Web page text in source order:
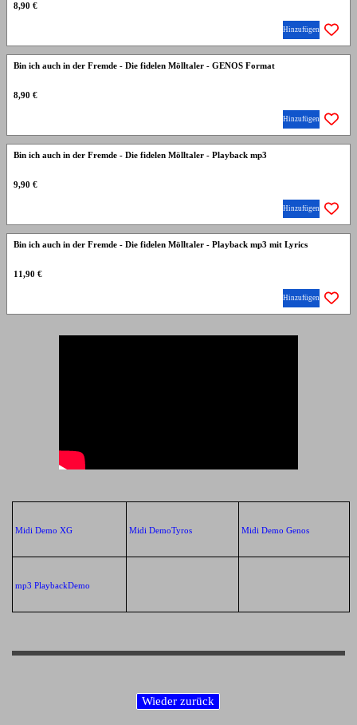
8,90 €
Hinzufügen
Bin ich auch in der Fremde - Die fidelen Mölltaler - GENOS Format
8,90 €
Hinzufügen
Bin ich auch in der Fremde - Die fidelen Mölltaler - Playback mp3
9,90 €
Hinzufügen
Bin ich auch in der Fremde - Die fidelen Mölltaler - Playback mp3 mit Lyrics
11,90 €
Hinzufügen
Midi Demo XG Midi DemoTyros Midi Demo Genos
mp3 PlaybackDemo